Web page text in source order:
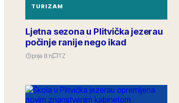
TURIZAM
Ljetna sezona u Plitvička jezerau
počinje ranije nego ikad
prije 8 h TZ